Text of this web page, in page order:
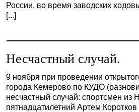
России, во время заводских
[...]
Несчастный случай.
9 ноября при проведении
города Кемерово по КУДО
несчастный случай: спортсмен из
пятнадцатилетний Артем